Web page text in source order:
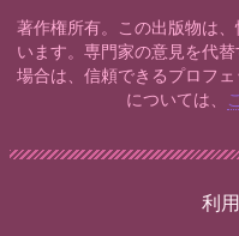
著作権所有。この出版物は
います。専門家の意見を代
場合は、信頼できるプロフ
については、
利